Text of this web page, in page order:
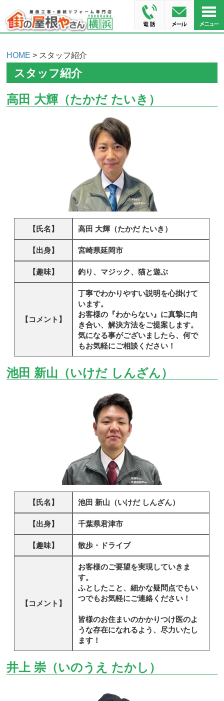
HOME > スタッフ紹介
スタッフ紹介
高田 大輝（たかだ たいき）
【氏名】 高田 大輝（たかだ たいき）
【出身】 宮崎県延岡市
【趣味】 釣り、マジック、猫と遊ぶ
【コメント】
丁寧でわかりやすい説明を心掛けて
います。
お客様の『わからない』に真摯に向
き合い、解決方法をご提案します。
気になる事がございましたら、何で
もお気軽にご相談ください！
池田 新山（いけだ しんざん）
【氏名】 池田 新山（いけだ しんざん）
【出身】 千葉県君津市
【趣味】 散歩・ドライブ
【コメント】
お客様のご要望を実現していきま
す。
ふとしたこと、細かな疑問点でもい
つでもお気軽にご連絡ください！
皆様のお住まいのかかりつけ医のよ
うな存在になれるよう、尽力いたし
ます！
井上 崇（いのうえ たかし）